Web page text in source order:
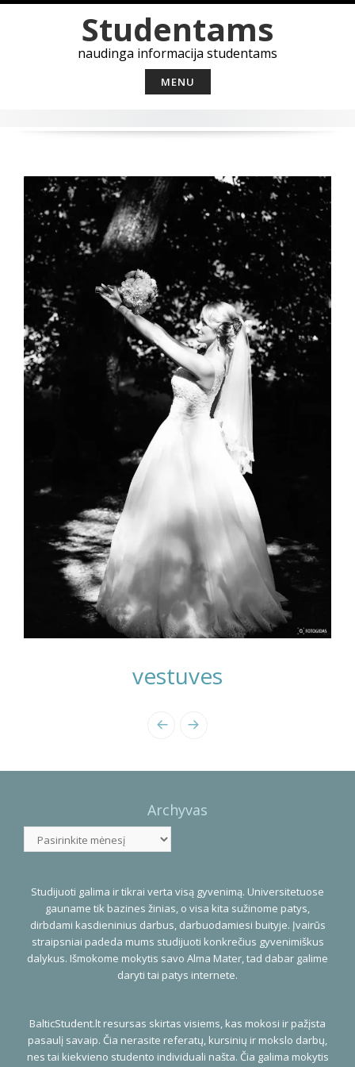
to
content
Studentams
naudinga informacija studentams
MENU
vestuves
Archyvas
Studijuoti galima ir tikrai verta visą gyvenimą. Universitetuose
gauname tik bazines žinias, o visa kita sužinome patys,
dirbdami kasdieninius darbus, darbuodamiesi buityje. Įvairūs
straipsniai padeda mums studijuoti konkrečius gyvenimiškus
dalykus. Išmokome mokytis savo Alma Mater, tad dabar galime
daryti tai patys internete.
BalticStudent.lt resursas skirtas visiems, kas mokosi ir pažįsta
pasaulį savaip. Čia nerasite referatų, kursinių ir mokslo darbų,
nes tai kiekvieno studento individuali našta. Čia galima mokytis